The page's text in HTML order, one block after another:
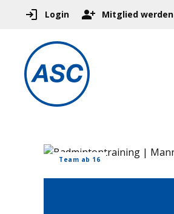
Login Mitglied werden
Team ab 16